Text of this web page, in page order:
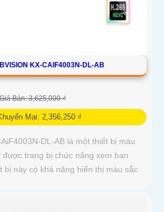
KX-CAIF4003N-DL-AB
Bán: 3,625,000 ₫
Mại: 2,356,250 ₫
DL-AB là một thiết bị màu
được trang bị chức năng xem ban
bị này có khả năng hiển thị màu sắc